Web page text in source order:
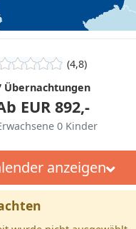
(4,8)
Übernachtungen
EUR 892,-
0 Kinder
anzeigen